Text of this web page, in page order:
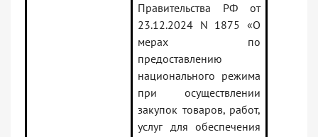
Правительства РФ от
23.12.2024 N 1875 «О
мерах по
предоставлению
национального режима
при осуществлении
закупок товаров, работ,
услуг для обеспечения